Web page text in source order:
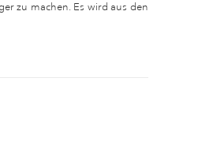
zu machen. Es wird aus den